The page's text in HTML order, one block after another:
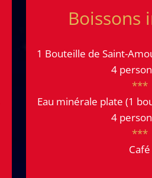
Boissons
1 Bouteille de Saint-
4
***
Eau minérale plate (1
4
***
Café